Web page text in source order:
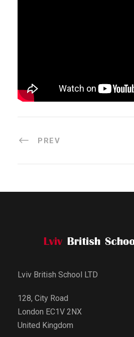
PREV
Lviv British School LTD
128, City Road
London EC1V 2NX
United Kingdom